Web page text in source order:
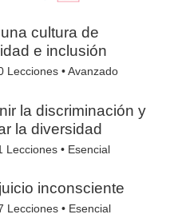
cultura de
e inclusión
Lecciones • Avanzado
la discriminación y
la diversidad
Lecciones • Esencial
inconsciente
Lecciones • Esencial